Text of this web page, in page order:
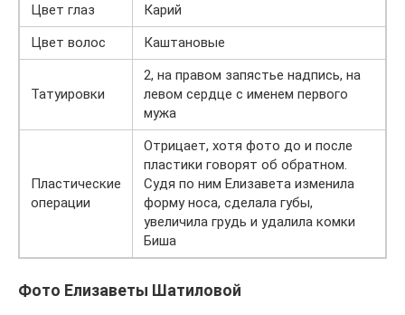
Цвет глаз
Карий
Цвет волос
Каштановые
Татуировки
2, на правом запястье надпись, на
левом сердце с именем первого
мужа
Пластические
операции
Отрицает, хотя фото до и после
пластики говорят об обратном.
Судя по ним Елизавета изменила
форму носа, сделала губы,
увеличила грудь и удалила комки
Биша
Фото Елизаветы Шатиловой